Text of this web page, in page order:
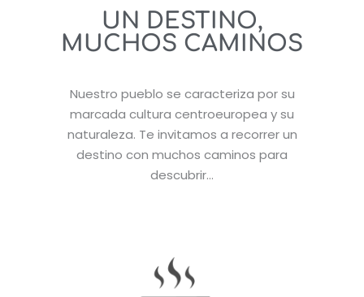
UN DESTINO,
MUCHOS CAMINOS
Nuestro pueblo se caracteriza por su
marcada cultura centroeuropea y su
naturaleza. Te invitamos a recorrer un
destino con muchos caminos para
descubrir…